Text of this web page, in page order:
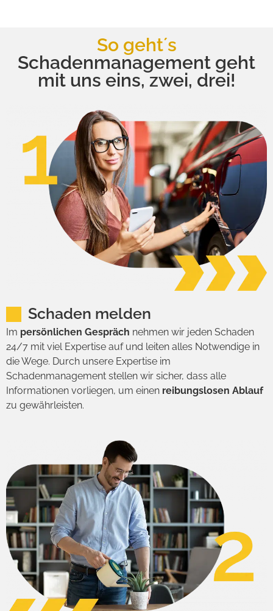
So geht´s
Schadenmanagement geht
mit uns eins, zwei, drei!
Schaden melden
Im persönlichen Gespräch nehmen wir jeden Schaden
24/7 mit viel Expertise auf und leiten alles Notwendige in
die Wege. Durch unsere Expertise im
Schadenmanagement stellen wir sicher, dass alle
Informationen vorliegen, um einen reibungslosen Ablauf
zu gewährleisten.